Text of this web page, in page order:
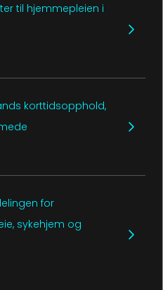
til hjemmepleien i
korttidsopphold,
for
sykehjem og